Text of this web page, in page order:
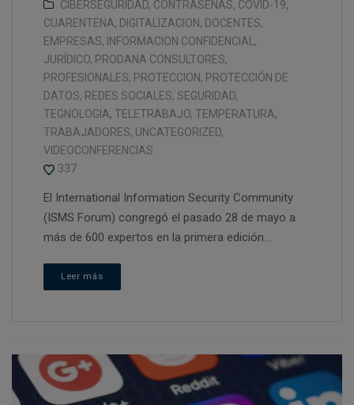
CIBERSEGURIDAD, CONTRASEÑAS, COVID-19,
CUARENTENA, DIGITALIZACION, DOCENTES,
EMPRESAS, INFORMACION CONFIDENCIAL ,
JURÍDICO, PRODANA CONSULTORES,
PROFESIONALES, PROTECCION, PROTECCIÓN DE
DATOS, REDES SOCIALES, SEGURIDAD,
TEGNOLOGIA, TELETRABAJO, TEMPERATURA,
TRABAJADORES, UNCATEGORIZED,
VIDEOCONFERENCIAS
337
El International Information Security Community
(ISMS Forum) congregó el pasado 28 de mayo a
más de 600 expertos en la primera edición...
Leer más